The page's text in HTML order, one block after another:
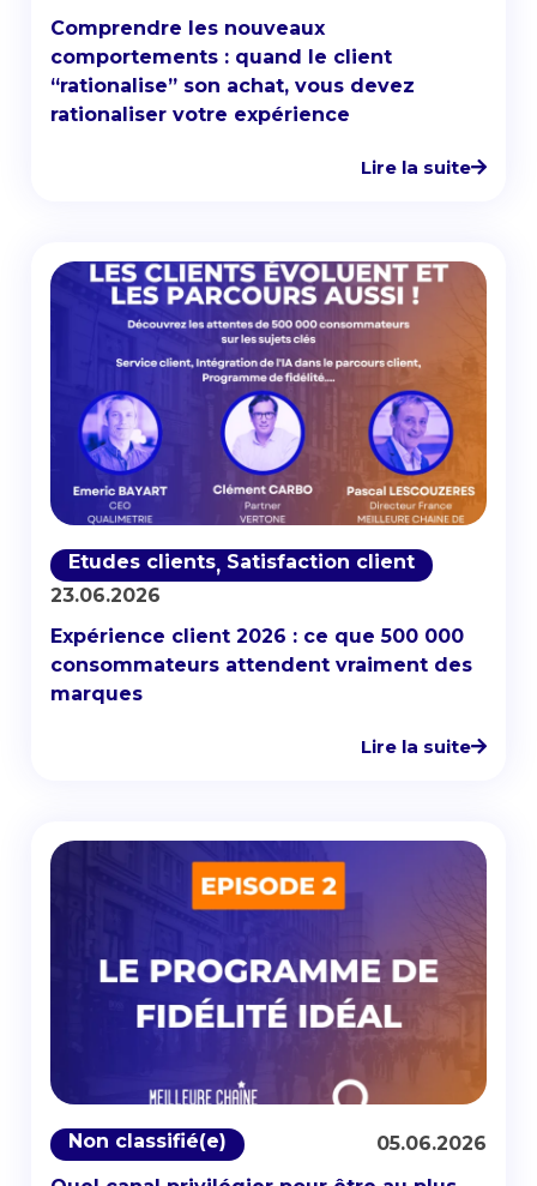
Comprendre les nouveaux
comportements : quand le client
“rationalise” son achat, vous devez
rationaliser votre expérience
Lire la suite
Etudes clients, Satisfaction client
23.06.2026
Expérience client 2026 : ce que 500 000
consommateurs attendent vraiment des
marques
Lire la suite
Non classifié(e)
05.06.2026